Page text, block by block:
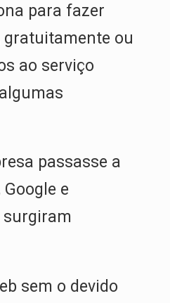
para fazer
gratuitamente ou
ao serviço
passasse a
e
surgiram
sem o devido